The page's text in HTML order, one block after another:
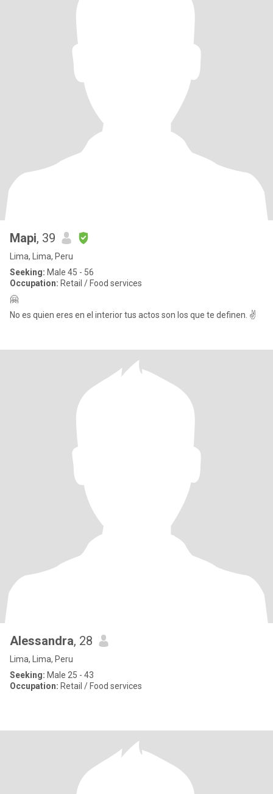
Mapi, 39
Lima, Lima, Peru
Seeking: Male 45 - 56
Occupation: Retail / Food services
🤗
No es quien eres en el interior tus actos son los que te definen. ✌️
Alessandra, 28
Lima, Lima, Peru
Seeking: Male 25 - 43
Occupation: Retail / Food services